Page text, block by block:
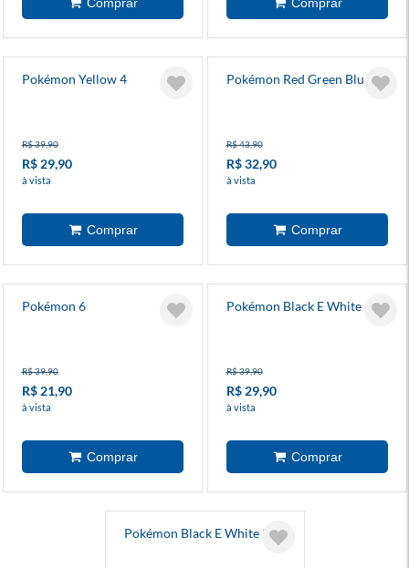
Pokémon Yellow 4
R$ 39,90
R$ 29,90
à vista
Pokémon Red Green Blue 2
R$ 43,90
R$ 32,90
à vista
Pokémon 6
R$ 39,90
R$ 21,90
à vista
Pokémon Black E White 4
R$ 39,90
R$ 29,90
à vista
Pokémon Black E White 2